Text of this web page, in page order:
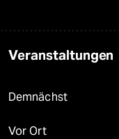
Veranstaltungen
Demnächst
Vor Ort